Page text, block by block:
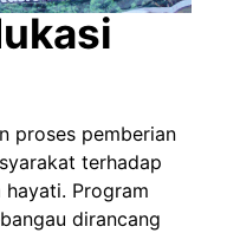
proses pemberian
terhadap
Program
dirancang